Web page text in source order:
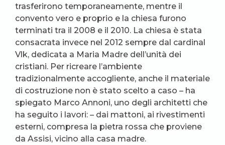
trasferirono temporaneamente, mentre il
convento vero e proprio e la chiesa furono
terminati tra il 2008 e il 2010. La chiesa è stata
consacrata invece nel 2012 sempre dal cardinal
Vlk, dedicata a Maria Madre dell’unità dei
cristiani. Per ricreare l’ambiente
tradizionalmente accogliente, anche il materiale
di costruzione non è stato scelto a caso – ha
spiegato Marco Annoni, uno degli architetti che
ha seguito i lavori: – dai mattoni, ai rivestimenti
esterni, compresa la pietra rossa che proviene
da Assisi, vicino alla casa madre.